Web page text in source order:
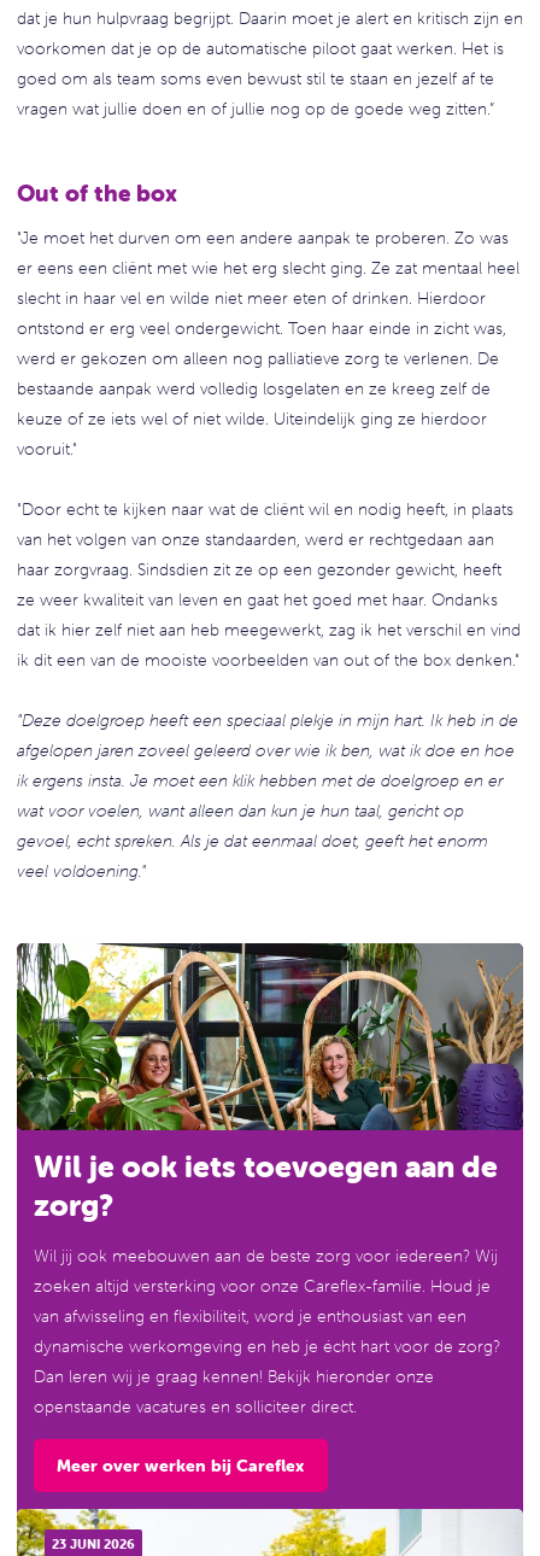
dat je hun hulpvraag begrijpt. Daarin moet je alert en kritisch zijn en
voorkomen dat je op de automatische piloot gaat werken. Het is
goed om als team soms even bewust stil te staan en jezelf af te
vragen wat jullie doen en of jullie nog op de goede weg zitten.”
Out of the box
"Je moet het durven om een andere aanpak te proberen. Zo was
er eens een cliënt met wie het erg slecht ging. Ze zat mentaal heel
slecht in haar vel en wilde niet meer eten of drinken. Hierdoor
ontstond er erg veel ondergewicht. Toen haar einde in zicht was,
werd er gekozen om alleen nog palliatieve zorg te verlenen. De
bestaande aanpak werd volledig losgelaten en ze kreeg zelf de
keuze of ze iets wel of niet wilde. Uiteindelijk ging ze hierdoor
vooruit."
"Door echt te kijken naar wat de cliënt wil en nodig heeft, in plaats
van het volgen van onze standaarden, werd er rechtgedaan aan
haar zorgvraag. Sindsdien zit ze op een gezonder gewicht, heeft
ze weer kwaliteit van leven en gaat het goed met haar. Ondanks
dat ik hier zelf niet aan heb meegewerkt, zag ik het verschil en vind
ik dit een van de mooiste voorbeelden van out of the box denken."
"Deze doelgroep heeft een speciaal plekje in mijn hart. Ik heb in de
afgelopen jaren zoveel geleerd over wie ik ben, wat ik doe en hoe
ik ergens insta. Je moet een klik hebben met de doelgroep en er
wat voor voelen, want alleen dan kun je hun taal, gericht op
gevoel, echt spreken. Als je dat eenmaal doet, geeft het enorm
veel voldoening."
Wil je ook iets toevoegen aan de
zorg?
Wil jij ook meebouwen aan de beste zorg voor iedereen? Wij
zoeken altijd versterking voor onze Careflex-familie. Houd je
van afwisseling en flexibiliteit, word je enthousiast van een
dynamische werkomgeving en heb je écht hart voor de zorg?
Dan leren wij je graag kennen! Bekijk hieronder onze
openstaande vacatures en solliciteer direct.
Meer over werken bij Careflex
23 JUNI 2026